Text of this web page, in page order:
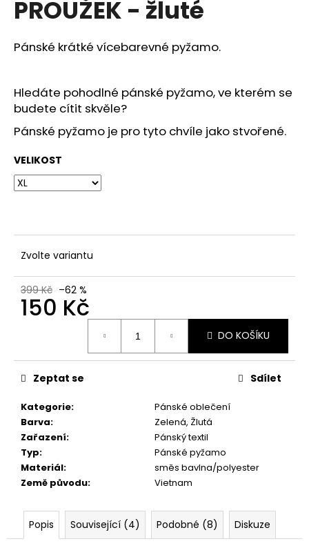
PROUŽEK - žluté
Pánské krátké vícebarevné pyžamo.
Hledáte pohodlné pánské pyžamo, ve kterém se
budete cítit skvěle?
Pánské pyžamo je pro tyto chvíle jako stvořené.
VELIKOST
Zvolte variantu
399 Kč –62 %
150 Kč
DO KOŠÍKU
Kategorie:
Pánské oblečení
Barva:
Zelená, Žlutá
Zařazení:
Pánský textil
Typ:
Pánské pyžamo
Materiál:
směs bavlna/polyester
Země původu: Vietnam
Zeptat se Sdílet
Popis Související (4) Podobné (8) Diskuze
a
í
?
o
p
r
u
e
m
e